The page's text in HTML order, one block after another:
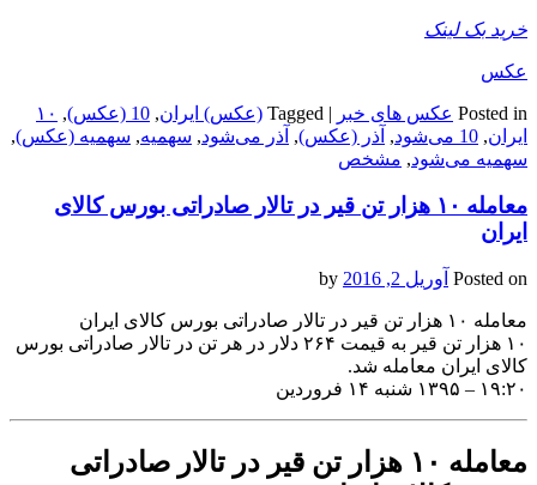
خرید بک لینک
عکس
Posted in عکس های خبر |
Tagged (عکس) ایران, 10 (عکس) , ۱۰
ایران, 10 می‌شود , آذر (عکس), آذر می‌شود, سهمیه, سهمیه (عکس),
سهمیه می‌شود, مشخص
معامله ۱۰ هزار تن قیر در تالار صادراتی بورس کالای
ایران
Posted on آوریل 2, 2016
معامله ۱۰ هزار تن قیر در تالار صادراتی بورس کالای ایران
۱۰ هزار تن قیر به قیمت ۲۶۴ دلار در هر تن در تالار صادراتی بورس
کالای ایران معامله شد.
۱۹:۲۰ – ۱۳۹۵ شنبه ۱۴ فروردین
معامله ۱۰ هزار تن قیر در تالار صادراتی